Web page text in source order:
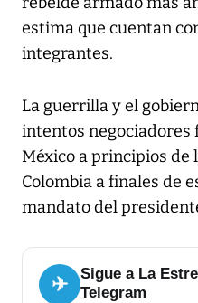
estima que cuentan
integrantes.
La guerrilla y el
intentos negociadores
México a principios de
Colombia a finales de
mandato del
✈
Sigue a La
Telegram